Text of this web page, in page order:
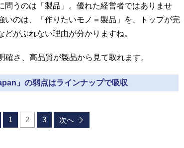
問うのは「製品」。優れた経営者ではありませ
いのは、「作りたいモノ＝製品」を、トップが完
がぶれない理由が分かりますね。
さ、高品質が製品から見て取れます。
」の弱点はラインナップで吸収
1 2 3 次へ